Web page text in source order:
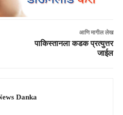
आणि मागील लेख
पाकिस्तानला कडक प्रत्युत्तर
जाईल
Danka